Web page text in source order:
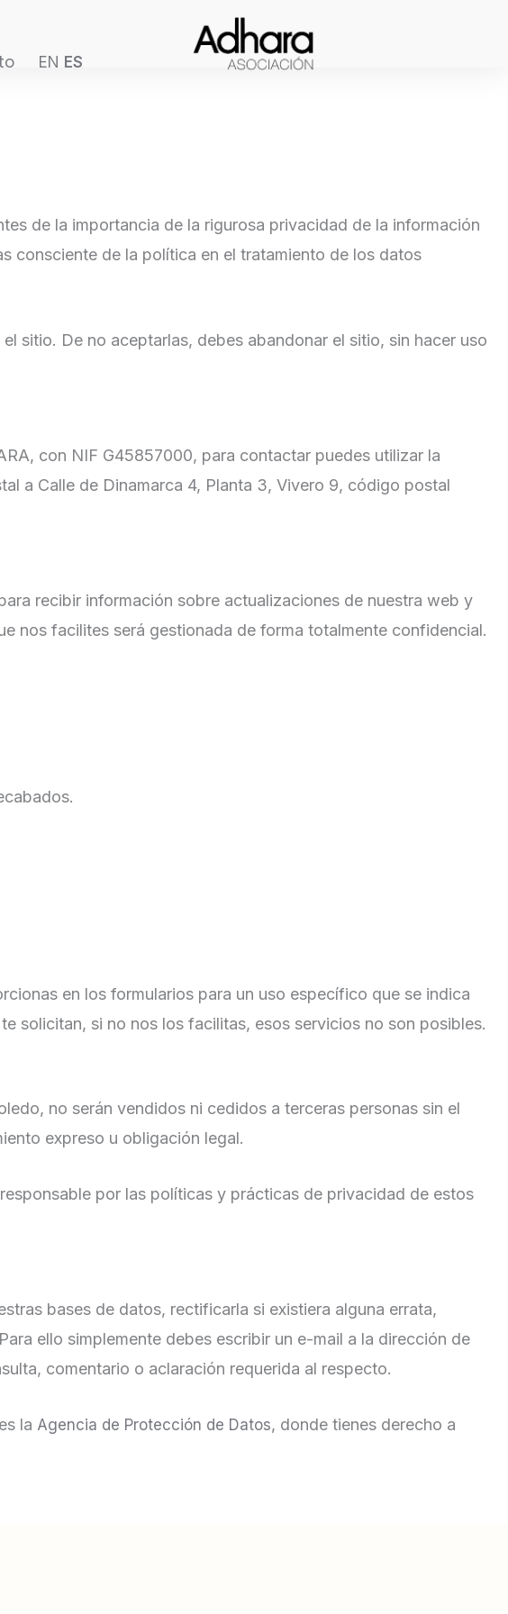
EN ES
de la importancia de la rigurosa privacidad de la información
consciente de la política en el tratamiento de los datos
sitio. De no aceptarlas, debes abandonar el sitio, sin hacer uso
con NIF G45857000, para contactar puedes utilizar la
a Calle de Dinamarca 4, Planta 3, Vivero 9, código postal
recibir información sobre actualizaciones de nuestra web y
nos facilites será gestionada de forma totalmente confidencial.
en los formularios para un uso específico que se indica
solicitan, si no nos los facilitas, esos servicios no son posibles.
no serán vendidos ni cedidos a terceras personas sin el
expreso u obligación legal.
por las políticas y prácticas de privacidad de estos
bases de datos, rectificarla si existiera alguna errata,
ello simplemente debes escribir un e-mail a la dirección de
comentario o aclaración requerida al respecto.
la Agencia de Protección de Datos, donde tienes derecho a